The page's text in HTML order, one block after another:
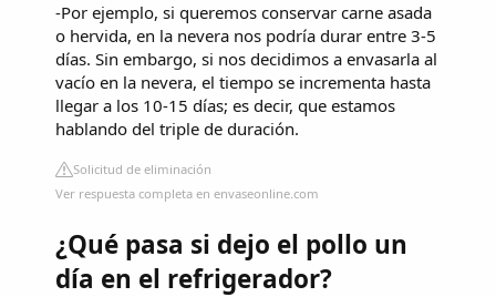
-Por ejemplo, si queremos conservar carne asada
o hervida, en la nevera nos podría durar entre 3-5
días. Sin embargo, si nos decidimos a envasarla al
vacío en la nevera, el tiempo se incrementa hasta
llegar a los 10-15 días; es decir, que estamos
hablando del triple de duración.
Solicitud de eliminación
Ver respuesta completa en envaseonline.com
¿Qué pasa si dejo el pollo un
día en el refrigerador?